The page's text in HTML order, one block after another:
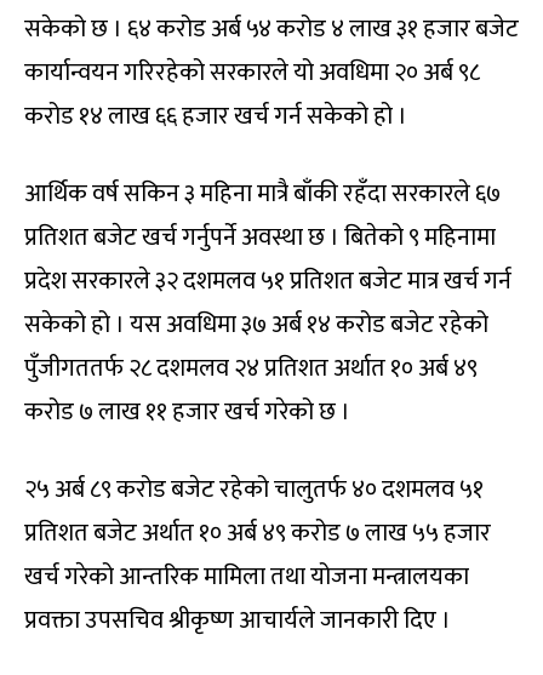
सकेको छ । ६४ करोड अर्ब ५४ करोड ४ लाख ३१ हजार बजेट
कार्यान्वयन गरिरहेको सरकारले यो अवधिमा २० अर्ब ९८
करोड १४ लाख ६६ हजार खर्च गर्न सकेको हो ।
आर्थिक वर्ष सकिन ३ महिना मात्रै बाँकी रहँदा सरकारले ६७
प्रतिशत बजेट खर्च गर्नुपर्ने अवस्था छ । बितेको ९ महिनामा
प्रदेश सरकारले ३२ दशमलव ५१ प्रतिशत बजेट मात्र खर्च गर्न
सकेको हो । यस अवधिमा ३७ अर्ब १४ करोड बजेट रहेको
पुँजीगततर्फ २८ दशमलव २४ प्रतिशत अर्थात १० अर्ब ४९
करोड ७ लाख ११ हजार खर्च गरेको छ ।
२५ अर्ब ८९ करोड बजेट रहेको चालुतर्फ ४० दशमलव ५१
प्रतिशत बजेट अर्थात १० अर्ब ४९ करोड ७ लाख ५५ हजार
खर्च गरेको आन्तरिक मामिला तथा योजना मन्त्रालयका
प्रवक्ता उपसचिव श्रीकृष्ण आचार्यले जानकारी दिए ।